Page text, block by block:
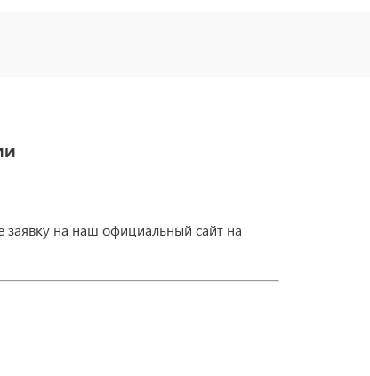
заявку на наш официальный сайт на